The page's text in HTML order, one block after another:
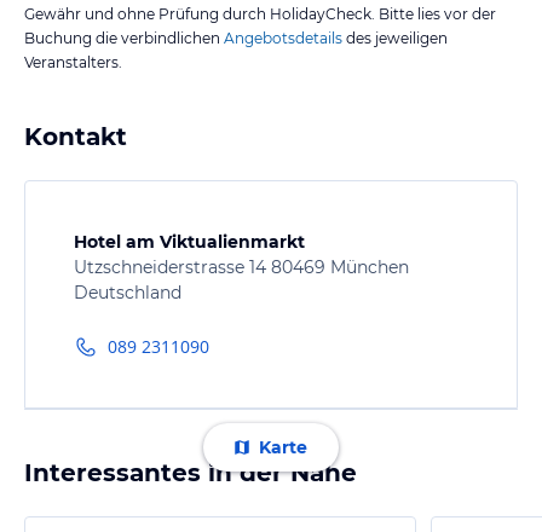
Gewähr und ohne Prüfung durch HolidayCheck. Bitte lies vor der
Buchung die verbindlichen Angebotsdetails des jeweiligen
Veranstalters.
Kontakt
Hotel am Viktualienmarkt
Utzschneiderstrasse 14 80469 München
Deutschland
089 2311090
Karte
Interessantes in der Nähe